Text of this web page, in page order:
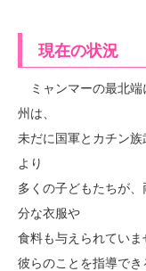
現在の状況
ミャンマーの最北端
州は、
未だに国軍とカチン
より
多くの子どもたちが
分な衣服や
食料も与えられていま
彼らのことを指導でき